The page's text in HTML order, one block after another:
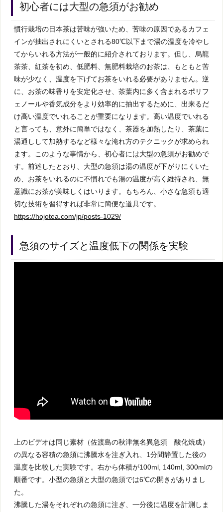
初心者には大型の急須がお勧め
慣行栽培の日本茶は苦味が強いため、苦味の原因であるカフェ
インが抽出されにくいとされる80℃以下まで湯の温度を冷やし
てからいれる方法が一般的に紹介されております。但し、烏龍
茶茶、紅茶を初め、低肥料、無肥料栽培のお茶は、もともと苦
味が少なく、温度を下げてお茶をいれる必要がありません。逆
に、お茶の味香りを安定化させ、茶葉内に多く含まれるポリフ
ェノールや香気成分をより効率的に抽出するために、出来るだ
け高い温度でいれることが重要になります。高い温度でいれる
と言っても、意外に簡単ではなく、茶器を加熱したり、茶葉に
湯通しして加熱するなど様々な淹れ方のテクニックが求められ
ます。このような事情から、初心者には大型の急須がお勧めで
す。前述したとおり、大型の急須は湯の温度が下がりにくいた
め、お茶をいれるのに不慣れでも湯の温度が高く維持され、無
意識にお茶が美味しくはいります。もちろん、小さな急須も適
切な技術を習得すれば非常に簡便な道具です。
https://hojotea.com/jp/posts-1029/
急須のサイズと温度低下の関係を実験
上のビデオは同じ素材（佐渡島の秋津無名異急須 酸化焼成）
の異なる容積の急須に沸騰水を注ぎ入れ、1分間静置した後の
温度を比較した実験です。右から体積が100ml, 140ml, 300mlの
順番です。小型の急須と大型の急須では6℃の開きがありまし
た。
沸騰した湯をそれぞれの急須に注ぎ、一分後に温度を計測しま